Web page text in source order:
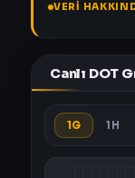
VERI
Canlı DOT
1G 1H